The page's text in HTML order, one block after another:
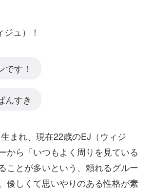
ュ）！
です！
んすき
まれ、現在22歳のEJ（ウィジ
から「いつもよく周りを見ている
ことが多いという、頼れるグルー
優しくて思いやりのある性格が素